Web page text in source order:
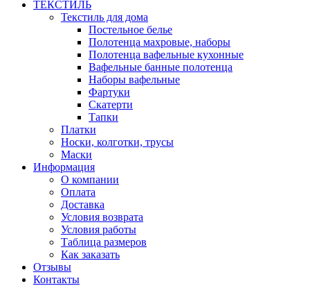
ТЕКСТИЛЬ
Текстиль для дома
Постельное белье
Полотенца махровые, наборы
Полотенца вафельные кухонные
Вафельные банные полотенца
Наборы вафельные
Фартуки
Скатерти
Тапки
Платки
Носки, колготки, трусы
Маски
Информация
О компании
Оплата
Доставка
Условия возврата
Условия работы
Таблица размеров
Как заказать
Отзывы
Контакты